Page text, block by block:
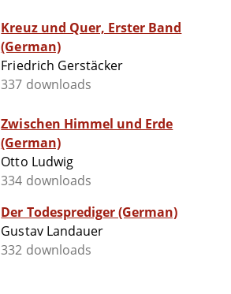
Kreuz und Quer, Erster Band
(German)
Friedrich Gerstäcker
337 downloads
Zwischen Himmel und Erde
(German)
Otto Ludwig
334 downloads
Der Todesprediger (German)
Gustav Landauer
332 downloads